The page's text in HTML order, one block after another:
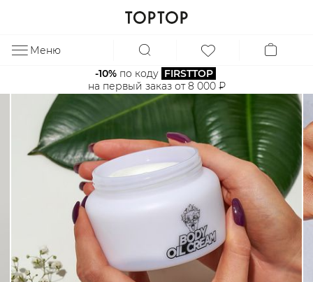
Меню
-10% по коду FIRSTTOP
на первый заказ от 8 000 ₽